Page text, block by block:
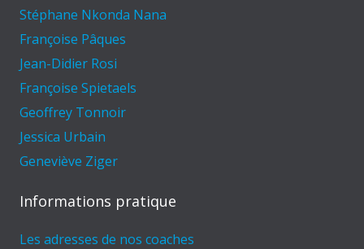
Stéphane Nkonda Nana
Françoise Pâques
Jean-Didier Rosi
Françoise Spietaels
Geoffrey Tonnoir
Jessica Urbain
Geneviève Ziger
Informations pratique
Les adresses de nos coaches